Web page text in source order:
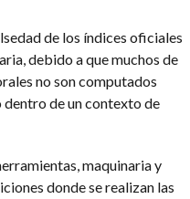
de los índices oficiales
debido a que muchos de
no son computados
de un contexto de
maquinaria y
donde se realizan las